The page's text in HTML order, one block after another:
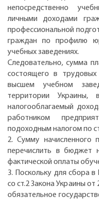
непосредственно
личными доходами
профессиональной
граждан по профилю
учебных заведениях.
Следовательно, сумма
состоящего в
высшем учебном
территории Украины,
налогооблагаемый
работником
подоходным налогом по
2. Сумму начисленного
перечислить в бюджет
фактической оплаты
3. Поскольку для сбора
со ст.2 Закона Украины
обязательное